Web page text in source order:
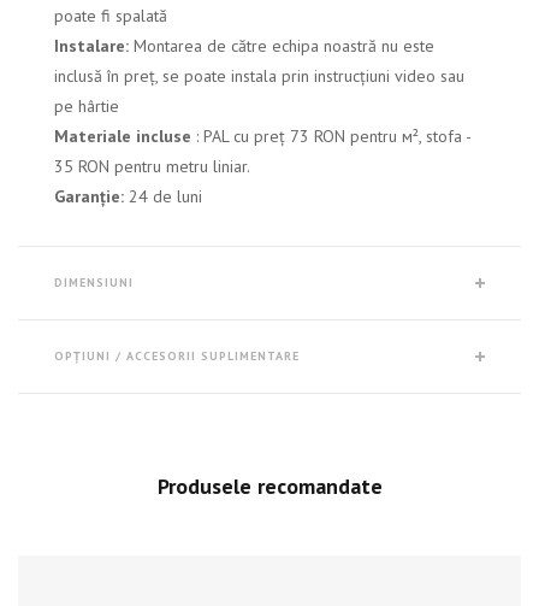
poate fi spalată
Instalare: Montarea de către echipa noastră nu este
inclusă în preț, se poate instala prin instrucțiuni video sau
pe hârtie
Materiale incluse : PAL cu preț 73 RON pentru м², stofa -
35 RON pentru metru liniar.
Garanție: 24 de luni
DIMENSIUNI
OPȚIUNI / ACCESORII SUPLIMENTARE
Produsele recomandate